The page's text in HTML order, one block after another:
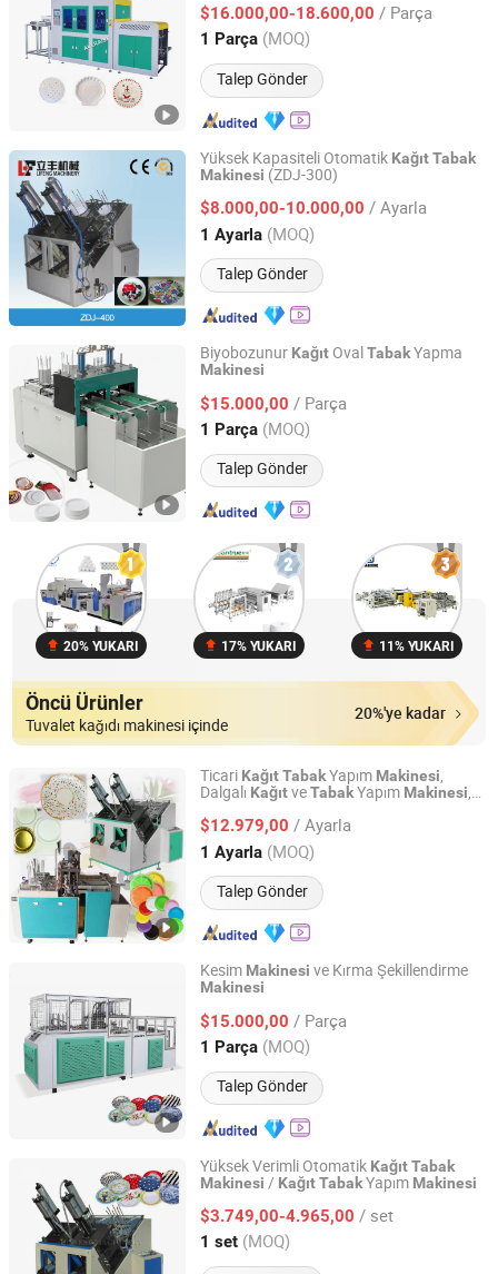
Kabı Akşam YemeğiKağıt TabakYapım
Makinesi
$16.000,00-18.600,00 / Parça
1 Parça (MOQ)
Talep Gönder
Henan, China Fiyat 2023
Yüksek Kapasiteli Otomatik KağıtTabak
Makinesi (ZDJ-300)
$8.000,00-10.000,00 / Ayarla
1 Ayarla (MOQ)
Talep Gönder
Wenzhou Toppro Machinery Co., Ltd.
Zhejiang, China Fiyat 2004
Biyobozunur Kağıt OvalTabakYapma
Makinesi
$15.000,00 / Parça
1 Parça (MOQ)
Talep Gönder
Wenzhou Hongshuo Machinery Co., Ltd.
Zhejiang, China Fiyat 2024
20% YUKARI 17% YUKARI 11% YUKARI
Öncü Ürünler
Tuvalet kağıdı makinesi içinde
20%'ye kadar
Ticari KağıtTabakYapım Makinesi,
Dalgalı KağıtveTabakYapım Makinesi,
Makinesi
$12.979,00 / Ayarla
1 Ayarla (MOQ)
Talep Gönder
Zhengzhou Dream Machinery Co., Ltd.
Henan, China Fiyat 2026
Kesim Makinesi ve Kırma Şekillendirme
Makinesi
$15.000,00 / Parça
1 Parça (MOQ)
Talep Gönder
Zhejiang Feida Machinery Co., Ltd.
Zhejiang, China Fiyat 2014
Yüksek Verimli Otomatik KağıtTabak
Makinesi / KağıtTabakYapım Makinesi
$3.749,00-4.965,00 / set
1 set (MOQ)
Zhengzhou Honest Machinery Co., Ltd.
Henan, China Fiyat 2014